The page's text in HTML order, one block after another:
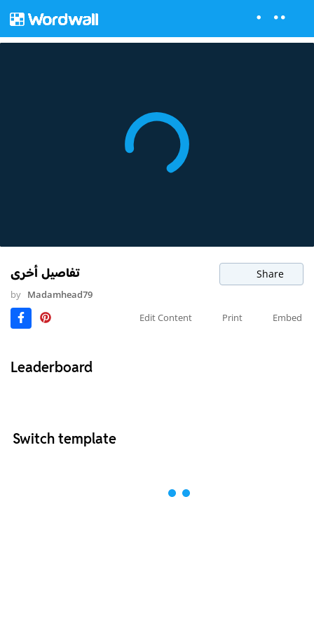
تفاصيل أخرى Share
by Madamhead79
Edit Content
Print Embed
Leaderboard
Switch template